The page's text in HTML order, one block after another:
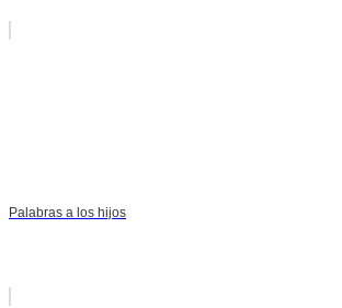
Palabras a los hijos